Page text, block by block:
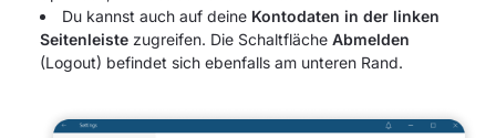
Du kannst auch auf deine Kontodaten in der linken
Seitenleiste zugreifen. Die Schaltfläche Abmelden
(Logout) befindet sich ebenfalls am unteren Rand.